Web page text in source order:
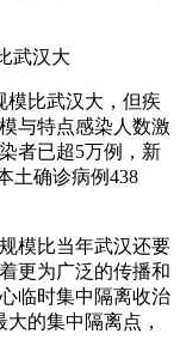
武汉大
模比武汉大，但疾
与特点感染人数激
者已超5万例，新
土确诊病例438
模比当年武汉还要
更为广泛的传播和
临时集中隔离收治
的集中隔离点，